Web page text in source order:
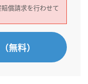
償請求を行わせて
無料）